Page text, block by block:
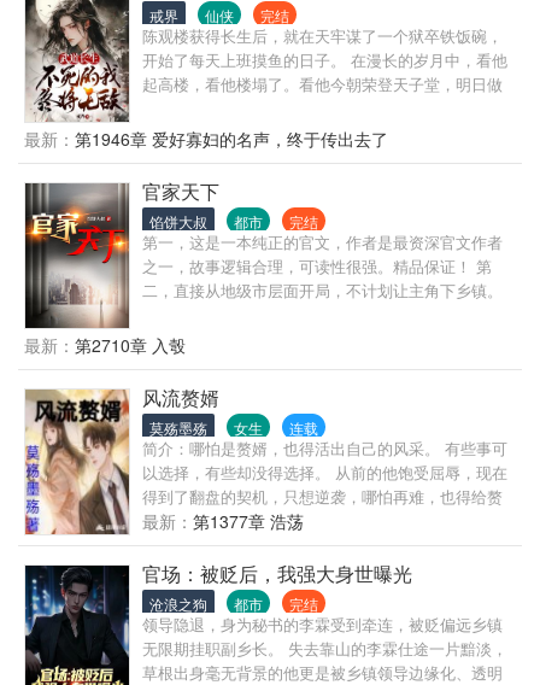
戒界 仙侠 完结
陈观楼获得长生后，就在天牢谋了一个狱卒铁饭碗，
开始了每天上班摸鱼的日子。 在漫长的岁月中，看他
起高楼，看他楼塌了。看他今朝荣登天子堂，明日做
贵，看他国破家亡。 变化的是岁月人生，不变的是长
生岁月。陈观楼熬死了宗师，熬死了大宗师，熬死了
一个个大佬，终究成为无敌的存在。
最新： 第1946章 爱好寡妇的名声，终于传出去了
官家天下
馅饼大叔 都市 完结
第一，这是一本纯正的官文，作者是最资深官文作者
之一，故事逻辑合理，可读性很强。精品保证！ 第
二，直接从地级市层面开局，不计划让主角下乡镇。
有官场博弈，有经济建设，有快意恩仇，自然也有个
人生活。 第四，不是和尚文，不是绿帽文，坚决不送
女。 第五，重生者最大的优势，就是能够预知未来，
每一次选择都是正确的。不但自己选择正确，还能帮
助领导选择正确。 一路正确，官无止境！
最新： 第2710章 入彀
风流赘婿
莫殇墨殇 女生 连载
简介：哪怕是赘婿，也得活出自己的风采。 有些事可
以选择，有些却没得选择。 从前的他饱受屈辱，现在
得到了翻盘的契机，只想逆袭，哪怕再难，也得给赘
婿正名，来人间一趟，不能留有遗憾。 美人，江山，
我都要。
最新： 第1377章 浩荡
官场：被贬后，我强大身世曝光
沧浪之狗 都市 完结
领导隐退，身为秘书的李霖受到牵连，被贬偏远乡镇
无限期挂职副乡长。 失去靠山的李霖仕途一片黯淡，
草根出身毫无背景的他更是被乡镇领导边缘化、透明